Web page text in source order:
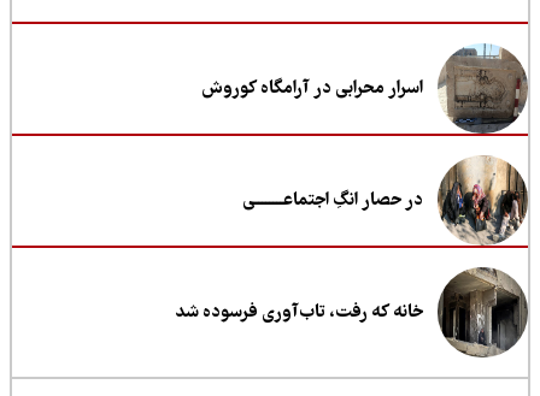
اسرار محرابی در آرامگاه کوروش
در حصار انگِ اجتماعــــــــی
خانه که رفت، تاب‌آوری فرسوده شد